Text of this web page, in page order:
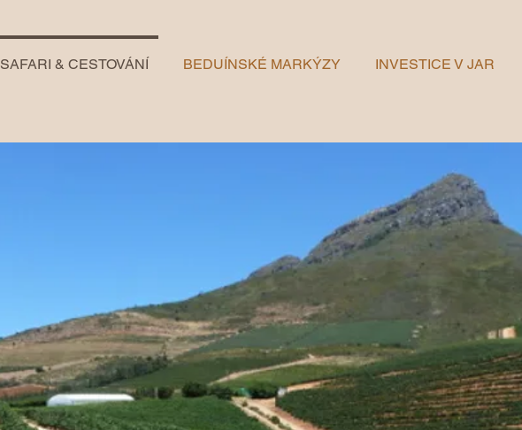
SAFARI & CESTOVÁNÍ BEDUÍNSKÉ MARKÝZY INVESTICE V JAR